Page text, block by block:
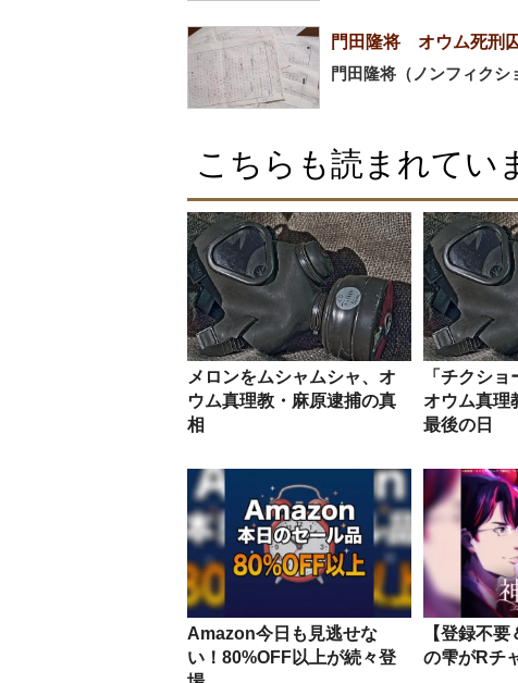
門田隆将 オウム死刑
門田隆将（ノンフィクシ
こちらも読まれてい
メロンをムシャムシャ、オ
ウム真理教・麻原逮捕の真
相
「チクシ
オウム真理
最後の日
Amazon今日も見逃せな
い！80%OFF以上が続々登
【登録不
の雫がRチ